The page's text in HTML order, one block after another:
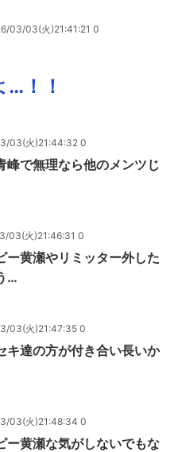
03/03(火)21:41:21 0
…！！
03(火)21:44:32 0
峰で無理なら他のメンツじ
03(火)21:46:31 0
ー黄瀬やリミッター外した
…
03(火)21:47:35 0
キ達の方が付き合い長いか
03(火)21:48:34 0
ー黄瀬な気がしないでもな